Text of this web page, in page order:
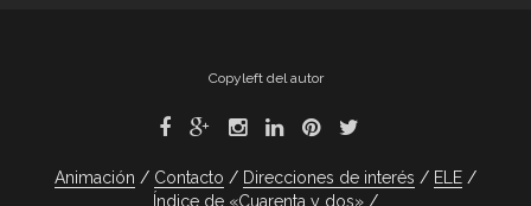
Copyleft del autor
Animación Contacto Direcciones de interés
ELE
Índice de «Cuarenta y dos»